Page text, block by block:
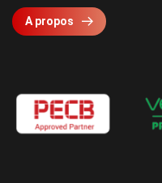
A propos